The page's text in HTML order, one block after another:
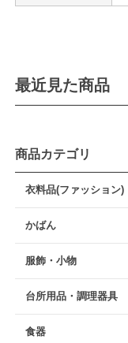
最近見た商品
商品カテゴリ
衣料品(ファッション)
かばん
服飾・小物
台所用品・調理器具
食器